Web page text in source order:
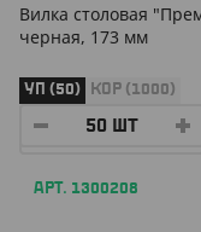
Вилка столовая
черная, 173 мм
УП (50) КОР (1000)
АРТ. 1300208